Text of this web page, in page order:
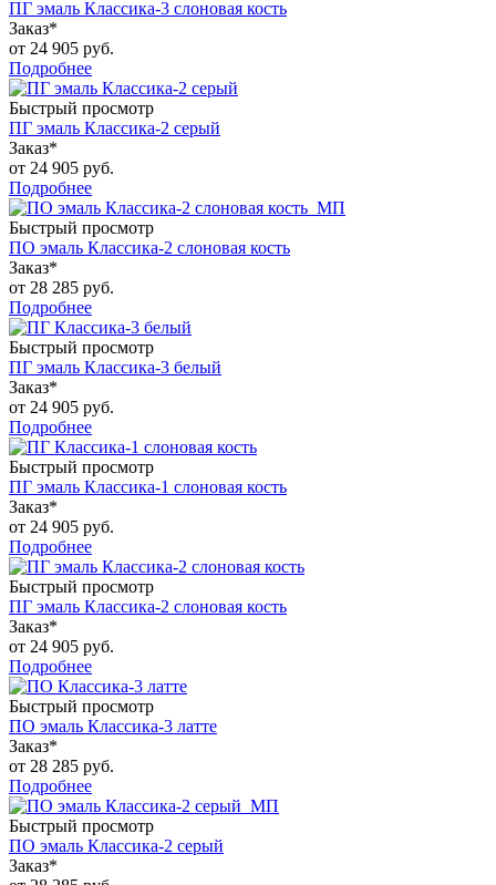
ПГ эмаль Классика-3 слоновая кость
Заказ*
от 24 905 руб.
Подробнее
Быстрый просмотр
ПГ эмаль Классика-2 серый
Заказ*
от 24 905 руб.
Подробнее
Быстрый просмотр
ПО эмаль Классика-2 слоновая кость
Заказ*
от 28 285 руб.
Подробнее
Быстрый просмотр
ПГ эмаль Классика-3 белый
Заказ*
от 24 905 руб.
Подробнее
Быстрый просмотр
ПГ эмаль Классика-1 слоновая кость
Заказ*
от 24 905 руб.
Подробнее
Быстрый просмотр
ПГ эмаль Классика-2 слоновая кость
Заказ*
от 24 905 руб.
Подробнее
Быстрый просмотр
ПО эмаль Классика-3 латте
Заказ*
от 28 285 руб.
Подробнее
Быстрый просмотр
ПО эмаль Классика-2 серый
Заказ*